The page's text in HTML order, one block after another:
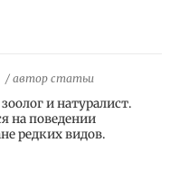
/ автор статьи
и натуралист.
на поведении
редких видов.